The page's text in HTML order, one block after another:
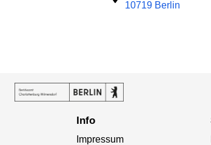
10719 Berlin
Info
Impressum